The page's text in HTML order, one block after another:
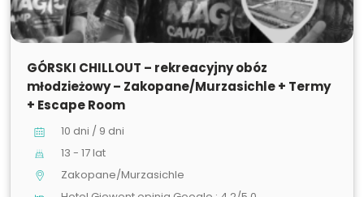
SPRZEDANE
GÓRSKI CHILLOUT – rekreacyjny obóz
młodzieżowy – Zakopane/Murzasichle + Termy
+ Escape Room
10 dni / 9 dni
13 - 17 lat
Zakopane/Murzasichle